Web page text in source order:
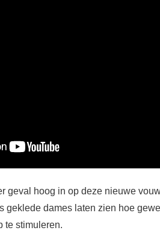
geval hoog in op deze nieuwe
geklede dames laten zien hoe
te stimuleren.